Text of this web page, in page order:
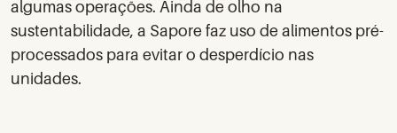
algumas operações. Ainda de olho na
sustentabilidade, a Sapore faz uso dealimentos pré-
processados para evitar o desperdício nas
unidades.